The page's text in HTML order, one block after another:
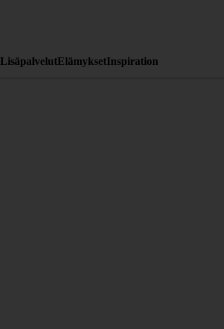
LisäpalvelutElämyksetInspiration